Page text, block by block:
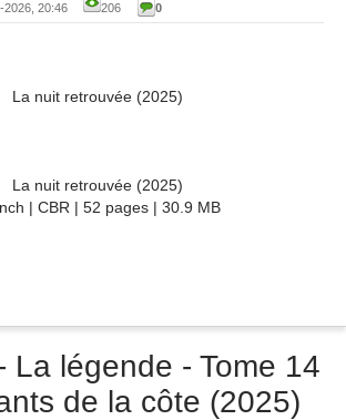
2026, 20:46 206 0
La nuit retrouvée (2025)
La nuit retrouvée (2025)
| CBR | 52 pages | 30.9 MB
La légende - Tome 14
de la côte (2025)